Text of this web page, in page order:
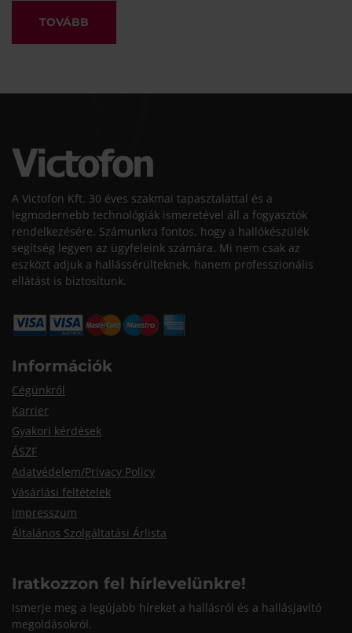
TOVÁBB
A Victofon Kft. 30 éves szakmai tapasztalattal és a
legmodernebb technológiák ismeretével áll a fogyasztók
rendelkezésére. Számunkra fontos, hogy a hallókészülék
segítség legyen az ügyfeleink számára. Mi nem csak az
eszközt adjuk a hallássérülteknek, hanem professzionális
ellátást is biztosítunk.
Információk
Cégünkről
Karrier
Gyakori kérdések
ÁSZF
Adatvédelem/Privacy Policy
Vásárlási feltételek
Impresszum
Általános Szolgáltatási Árlista
Iratkozzon fel hírlevelünkre!
Ismerje meg a legújabb híreket a hallásról és a hallásjavító
megoldásokról.